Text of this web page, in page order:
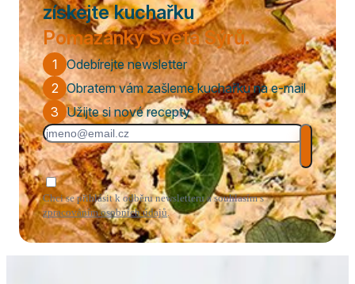
získejte kuchařku
Pomazánky Světa Sýrů.
1 Odebírejte newsletter
2 Obratem vám zašleme kuchařku na e-mail
3 Užijte si nové recepty
Chci se přihlásit k odběru newsletteru a souhlasím s
zpracováním osobních údajů.